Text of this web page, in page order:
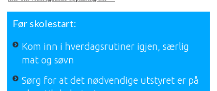
Før skolestart:
Kom inn i hverdagsrutiner igjen, særlig
mat og søvn
Sørg for at det nødvendige utstyret er på